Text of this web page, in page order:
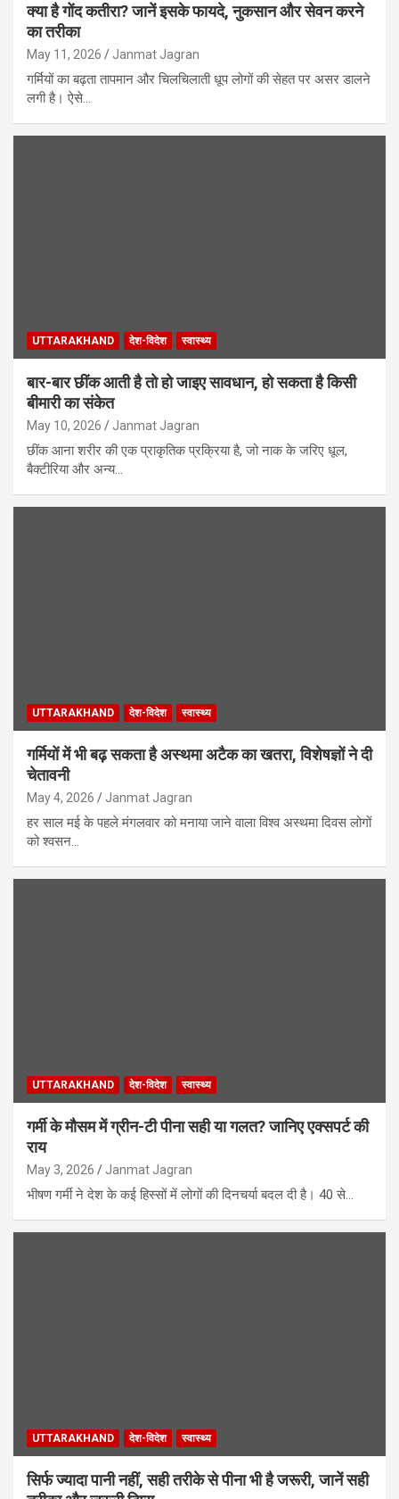
क्या है गोंद कतीरा? जानें इसके फायदे, नुकसान और सेवन करने
का तरीका
May 11, 2026 Janmat Jagran
गर्मियों का बढ़ता तापमान और चिलचिलाती धूप लोगों की सेहत पर असर डालने
लगी है। ऐसे…
UTTARAKHAND देश-विदेश स्वास्थ्य
बार-बार छींक आती है तो हो जाइए सावधान, हो सकता है किसी
बीमारी का संकेत
May 10, 2026 Janmat Jagran
छींक आना शरीर की एक प्राकृतिक प्रक्रिया है, जो नाक के जरिए धूल,
बैक्टीरिया और अन्य…
UTTARAKHAND देश-विदेश स्वास्थ्य
गर्मियों में भी बढ़ सकता है अस्थमा अटैक का खतरा, विशेषज्ञों ने दी
चेतावनी
May 4, 2026 Janmat Jagran
हर साल मई के पहले मंगलवार को मनाया जाने वाला विश्व अस्थमा दिवस लोगों
को श्वसन…
UTTARAKHAND देश-विदेश स्वास्थ्य
गर्मी के मौसम में ग्रीन-टी पीना सही या गलत? जानिए एक्सपर्ट की
राय
May 3, 2026 Janmat Jagran
भीषण गर्मी ने देश के कई हिस्सों में लोगों की दिनचर्या बदल दी है। 40 से…
UTTARAKHAND देश-विदेश स्वास्थ्य
सिर्फ ज्यादा पानी नहीं, सही तरीके से पीना भी है जरूरी, जानें सही